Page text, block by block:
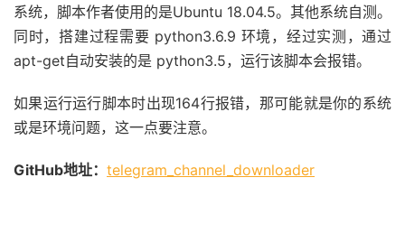
系统，脚本作者使用的是Ubuntu 18.04.5。其他系统自测。
同时，搭建过程需要 python3.6.9 环境，经过实测，通过
apt-get自动安装的是 python3.5，运行该脚本会报错。
如果运行运行脚本时出现164行报错，那可能就是你的系统
或是环境问题，这一点要注意。
GitHub地址： telegram_channel_downloader